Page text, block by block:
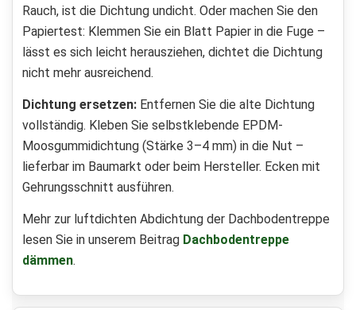
Rauch, ist die Dichtung undicht. Oder machen Sie den
Papiertest: Klemmen Sie ein Blatt Papier in die Fuge –
lässt es sich leicht herausziehen, dichtet die Dichtung
nicht mehr ausreichend.
Dichtung ersetzen: Entfernen Sie die alte Dichtung
vollständig. Kleben Sie selbstklebende EPDM-
Moosgummidichtung (Stärke 3–4 mm) in die Nut –
lieferbar im Baumarkt oder beim Hersteller. Ecken mit
Gehrungsschnitt ausführen.
Mehr zur luftdichten Abdichtung der Dachbodentreppe
lesen Sie in unserem Beitrag Dachbodentreppe
dämmen.